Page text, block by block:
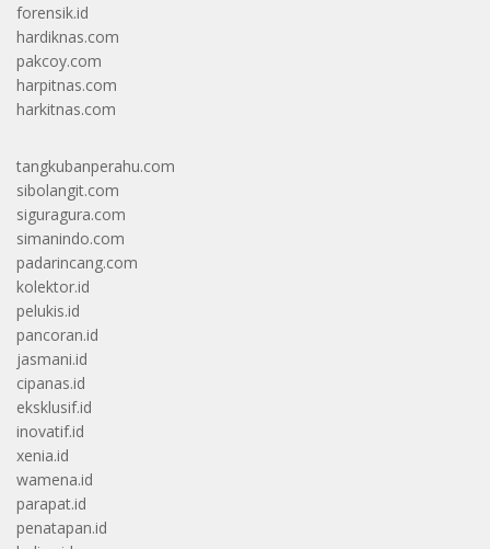
forensik.id
hardiknas.com
pakcoy.com
harpitnas.com
harkitnas.com
tangkubanperahu.com
sibolangit.com
siguragura.com
simanindo.com
padarincang.com
kolektor.id
pelukis.id
pancoran.id
jasmani.id
cipanas.id
eksklusif.id
inovatif.id
xenia.id
wamena.id
parapat.id
penatapan.id